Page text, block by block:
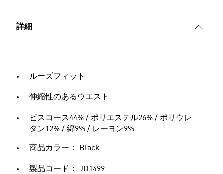
詳細
ルーズフィット
伸縮性のあるウエスト
ビスコース44% / ポリエステル26% / ポリウレ
タン12% / 綿9% / レーヨン9%
商品カラー： Black
製品コード： JD1499